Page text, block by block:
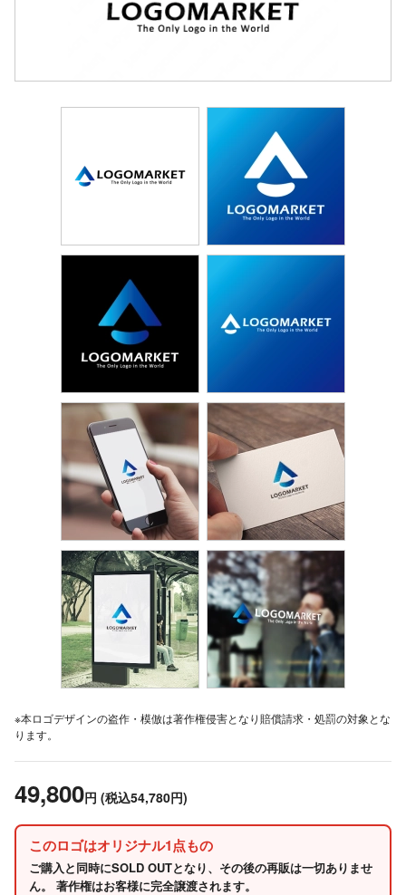
※本ロゴデザインの盗作・模倣は著作権侵害となり賠償請求・処罰の対象とな
ります。
49,800円 (税込54,780円)
このロゴはオリジナル1点もの
ご購入と同時にSOLD OUTとなり、その後の再販は一切ありませ
ん。 著作権はお客様に完全譲渡されます。